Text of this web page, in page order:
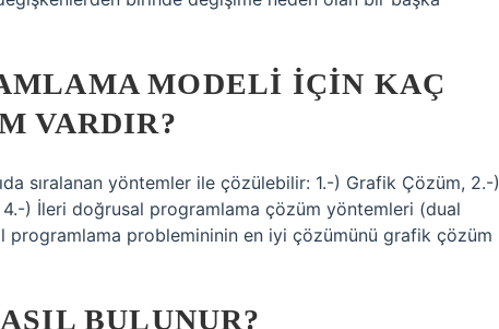
MODELI IÇIN KAÇ
VARDIR?
sıralanan yöntemler ile çözülebilir: 1.-) Grafik Çözüm, 2.-)
) İleri doğrusal programlama çözüm yöntemleri (dual
problemininin en iyi çözümünü grafik çözüm
BULUNUR?